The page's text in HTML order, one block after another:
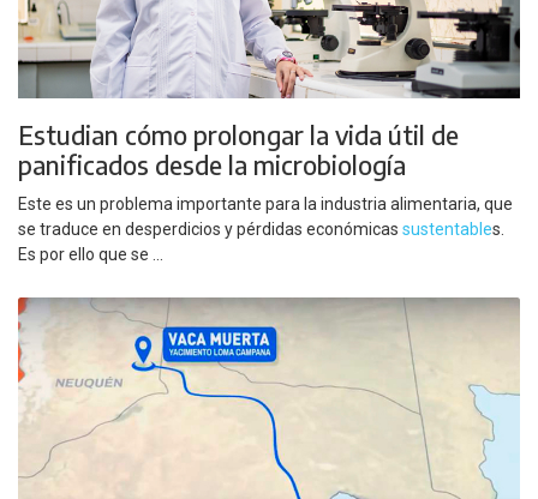
Estudian cómo prolongar la vida útil de
panificados desde la microbiología
Este es un problema importante para la industria alimentaria, que
se traduce en desperdicios y pérdidas económicas sustentables.
Es por ello que se ...